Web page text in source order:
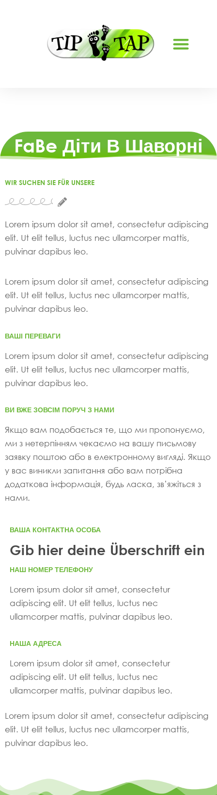
FaBe Діти В Шаворні
WIR SUCHEN SIE FÜR UNSERE
Lorem ipsum dolor sit amet, consectetur adipiscing
elit. Ut elit tellus, luctus nec ullamcorper mattis,
pulvinar dapibus leo.
Lorem ipsum dolor sit amet, consectetur adipiscing
elit. Ut elit tellus, luctus nec ullamcorper mattis,
pulvinar dapibus leo.
ВАШІ ПЕРЕВАГИ
Lorem ipsum dolor sit amet, consectetur adipiscing
elit. Ut elit tellus, luctus nec ullamcorper mattis,
pulvinar dapibus leo.
ВИ ВЖЕ ЗОВСІМ ПОРУЧ З НАМИ
Якщо вам подобається те, що ми пропонуємо,
ми з нетерпінням чекаємо на вашу письмову
заявку поштою або в електронному вигляді. Якщо
у вас виникли запитання або вам потрібна
додаткова інформація, будь ласка, зв’яжіться з
нами.
ВАША КОНТАКТНА ОСОБА
Gib hier deine Überschrift ein
НАШ НОМЕР ТЕЛЕФОНУ
Lorem ipsum dolor sit amet, consectetur
adipiscing elit. Ut elit tellus, luctus nec
ullamcorper mattis, pulvinar dapibus leo.
НАША АДРЕСА
Lorem ipsum dolor sit amet, consectetur
adipiscing elit. Ut elit tellus, luctus nec
ullamcorper mattis, pulvinar dapibus leo.
Lorem ipsum dolor sit amet, consectetur adipiscing
elit. Ut elit tellus, luctus nec ullamcorper mattis,
pulvinar dapibus leo.